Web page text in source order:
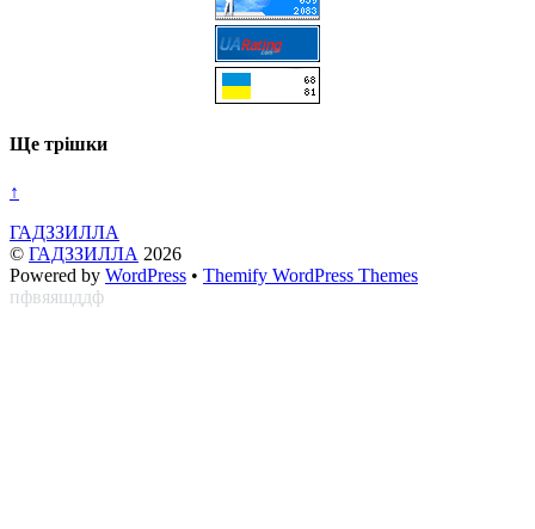
Ще трішки
↑
ГАДЗЗИЛЛА
© ГАДЗЗИЛЛА 2026
Powered by WordPress • Themify WordPress Themes
пфвяяшддф